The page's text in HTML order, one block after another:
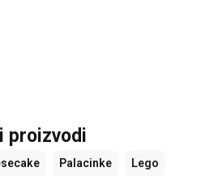
proizvodi
Palacinke Lego